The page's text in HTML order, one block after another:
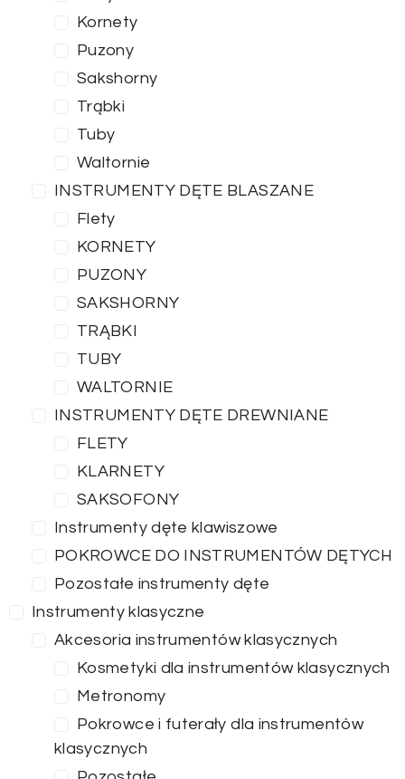
Kornety
Puzony
Sakshorny
Trąbki
Tuby
Waltornie
INSTRUMENTY DĘTE BLASZANE
Flety
KORNETY
PUZONY
SAKSHORNY
TRĄBKI
TUBY
WALTORNIE
INSTRUMENTY DĘTE DREWNIANE
FLETY
KLARNETY
SAKSOFONY
Instrumenty dęte klawiszowe
POKROWCE DO INSTRUMENTÓW DĘTYCH
Pozostałe instrumenty dęte
Instrumenty klasyczne
Akcesoria instrumentów klasycznych
Kosmetyki dla instrumentów klasycznych
Metronomy
Pokrowce i futerały dla instrumentów
klasycznych